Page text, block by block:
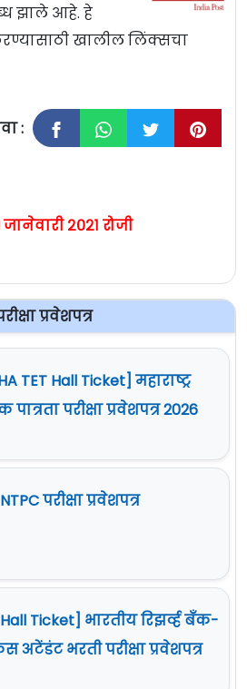
झाले आहे. हे
खालील लिंक्सचा
:
२०२१ रोजी
प्रवेशपत्र
TET Hall Ticket] महाराष्ट्र
पात्रता परीक्षा प्रवेशपत्र 2026
परीक्षा प्रवेशपत्र
Hall Ticket] भारतीय रिझर्व्ह बँक-
अटेंडंट भरती परीक्षा प्रवेशपत्र